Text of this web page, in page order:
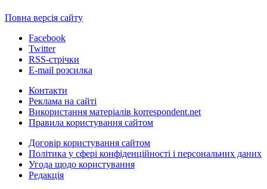
Повна версія сайту
Facebook
Twitter
RSS-стрічки
E-mail розсилка
Контакти
Реклама на сайті
Використання матеріалів korrespondent.net
Правила користування сайтом
Договір користування сайтом
Політика у сфері конфіденційності і персональних даних
Угода щодо користування
Редакція